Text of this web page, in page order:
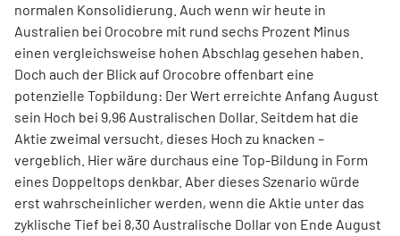
normalen Konsolidierung. Auch wenn wir heute in
Australien bei Orocobre mit rund sechs Prozent Minus
einen vergleichsweise hohen Abschlag gesehen haben.
Doch auch der Blick auf Orocobre offenbart eine
potenzielle Topbildung: Der Wert erreichte Anfang August
sein Hoch bei 9,96 Australischen Dollar. Seitdem hat die
Aktie zweimal versucht, dieses Hoch zu knacken –
vergeblich. Hier wäre durchaus eine Top-Bildung in Form
eines Doppeltops denkbar. Aber dieses Szenario würde
erst wahrscheinlicher werden, wenn die Aktie unter das
zyklische Tief bei 8,30 Australische Dollar von Ende August